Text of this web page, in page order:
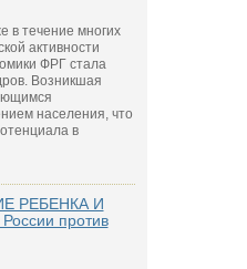
в течение многих
активности
ФРГ стала
Возникшая
населения, что
в
РЕБЕНКА И
против